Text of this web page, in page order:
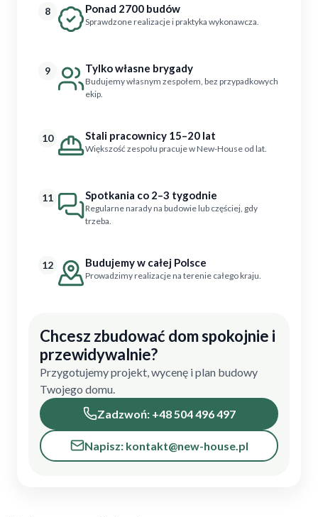
8 Ponad 2700 budów
Sprawdzone realizacje i praktyka wykonawcza.
9 Tylko własne brygady
Budujemy własnym zespołem, bez przypadkowych
ekip.
10 Stali pracownicy 15–20 lat
Większość zespołu pracuje w New-House od lat.
11 Spotkania co 2–3 tygodnie
Regularne narady na budowie lub częściej, gdy
trzeba.
12 Budujemy w całej Polsce
Prowadzimy realizacje na terenie całego kraju.
Chcesz zbudować dom spokojnie i
przewidywalnie?
Przygotujemy projekt, wycenę i plan budowy
Twojego domu.
Zadzwoń: +48 504 496 497
Napisz: kontakt@new-house.pl